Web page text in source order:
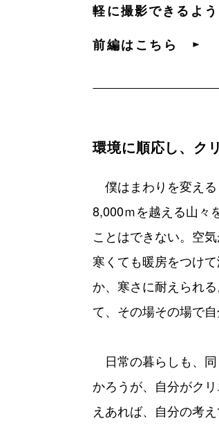
軽に撮影できるよ
前編はこちら
環境に順応し、ク
僕はまわりを変え
8,000ｍを越える山々
ことはできない。空
寒くても暖房をつけ
か、寒さに耐えられ
て、その場その場で
日常の暮らしも、
かろうが、自分がク
えあれば、自分の考